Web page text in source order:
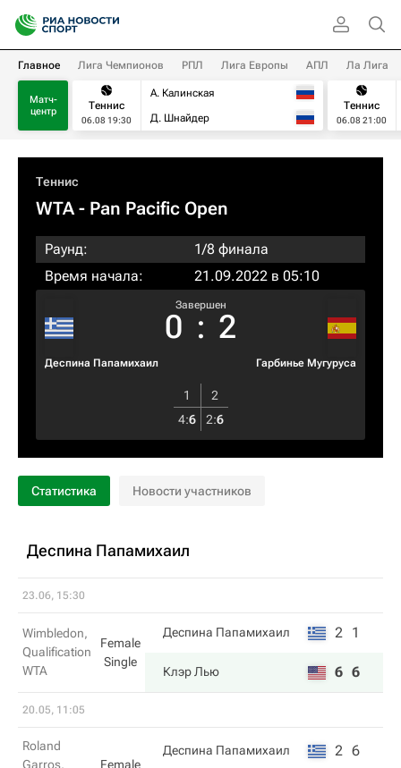
Главное Лига Чемпионов РПЛ Лига Европы АПЛ Ла Лига
Матч-
центр
Теннис
06.08 19:30
А. Калинская
Д. Шнайдер
Теннис
06.08 21:00
Теннис
WTA- Pan Pacific Open
Раунд:
1/8 финала
Время начала:
21.09.2022 в 05:10
Деспина Папамихаил
Завершен
0 : 2
Гарбинье Мугуруса
1
2
4:6 2:6
Статистика Новости участников
Деспина Папамихаил
23.06, 15:30
Wimbledon,
Qualification
WTA
Female
Single
Деспина Папамихаил 2 1
Клэр Лью 6 6
20.05, 11:05
Roland
Garros,
Female
Деспина Папамихаил 2 6